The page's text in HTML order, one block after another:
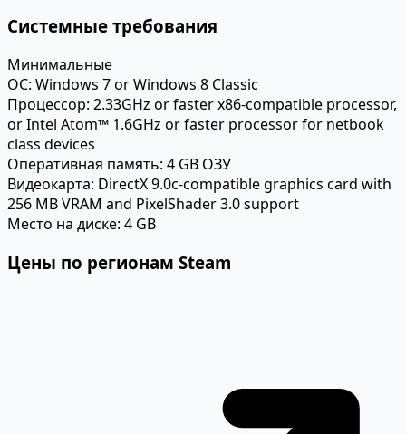
Системные требования
Минимальные
ОС: Windows 7 or Windows 8 Classic
Процессор: 2.33GHz or faster x86-compatible processor,
or Intel Atom™ 1.6GHz or faster processor for netbook
class devices
Оперативная память: 4 GB ОЗУ
Видеокарта: DirectX 9.0c-compatible graphics card with
256 MB VRAM and PixelShader 3.0 support
Место на диске: 4 GB
Цены по регионам Steam